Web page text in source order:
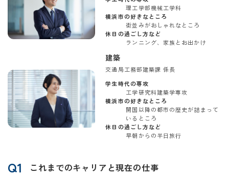
理工学部機械工学科
横浜市の好きなところ
街並みがおしゃれなところ
休日の過ごし方など
ランニング、家族とお出かけ
建築
交通局工務部建築課 係長
学生時代の専攻
工学研究科建築学専攻
横浜市の好きなところ
開国以降の都市の歴史が詰まって
いるところ
休日の過ごし方など
早朝からの半⽇旅⾏
Q1 これまでのキャリアと現在の仕事